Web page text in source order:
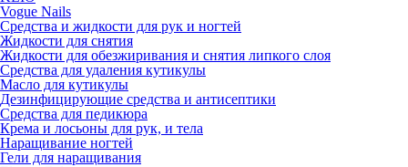
Vogue Nails
Средства и жидкости для рук и ногтей
Жидкости для снятия
Жидкости для обезжиривания и снятия липкого слоя
Средства для удаления кутикулы
Масло для кутикулы
Дезинфицирующие средства и антисептики
Средства для педикюра
Крема и лосьоны для рук, и тела
Наращивание ногтей
Гели для наращивания